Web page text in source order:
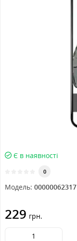
Є в наявності
0
Модель: 00000062317
229 грн.